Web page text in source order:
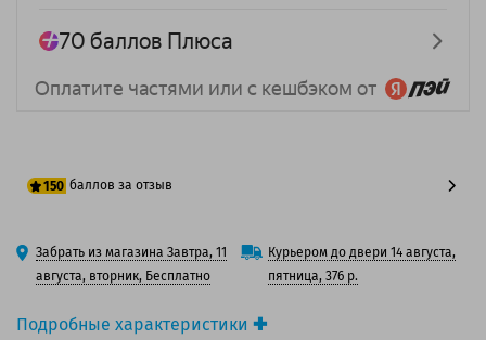
Подробные характеристики
150 баллов за отзыв
125 баллов
150 баллов
Забрать из магазина Завтра, 11
августа, вторник, Бесплатно
Курьером до двери 14 августа,
пятница, 376 р.